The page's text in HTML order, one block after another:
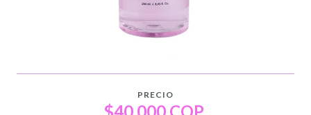
PRECIO